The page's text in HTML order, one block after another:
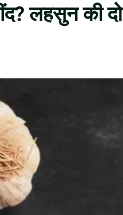
लहसुन की दो